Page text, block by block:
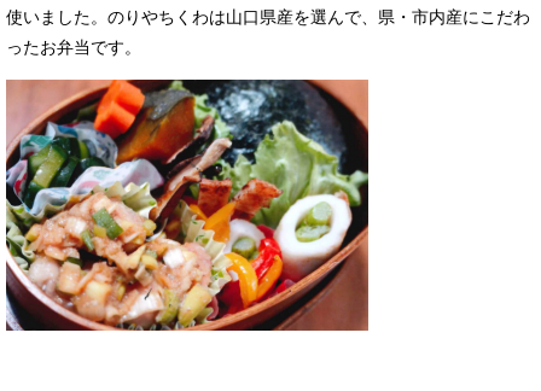
使いました。のりやちくわは山口県産を選んで、県・市内産にこだわ
ったお弁当です。